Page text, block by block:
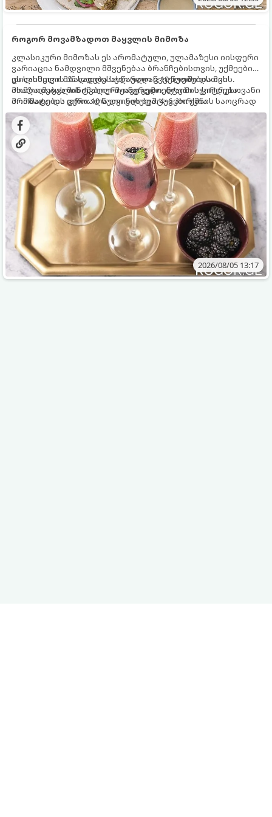
როგორ მოვამზადოთ მაყვლის მიმოზა
კლასიკური მიმოზას ეს არომატული, ულამაზესი იისფერი
ვარიაცია ნამდვილი მშვენებაა ბრანჩებისთვის, უქმეების
დილისთვის ან სადღესასწაულო წვეულებებისთვის.
ახალი მაყვლის ტკბილ-მჟავე გემო, ლაიმის ციტრუსოვანი
არომატი და ცქრიალა ღვინის ბუშტუკები ქმნის საოცრად
დახვეწილ და მაგრილებელ კოქტეილს.
ეს სასმელი მზადდება სულ რაღაც 10 წუთში და მის
მომზადებას მინიმალური ინგრედიენტები სჭირდება.
მომზადების დრო: 10 წუთი ულუფა: 4–6 პორცია
2026/08/05 13:17